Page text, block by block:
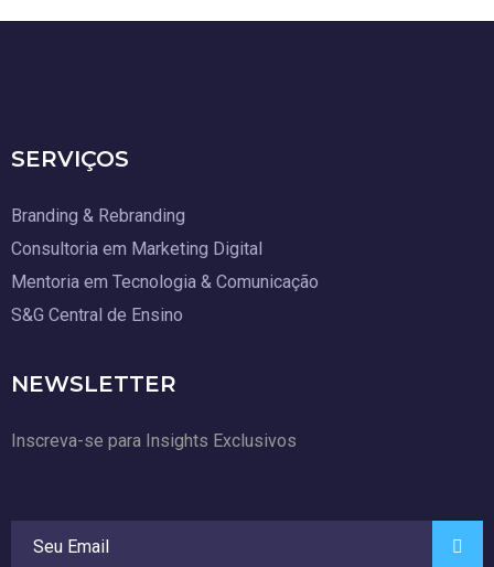
SERVIÇOS
Branding & Rebranding
Consultoria em Marketing Digital
Mentoria em Tecnologia & Comunicação
S&G Central de Ensino
NEWSLETTER
Inscreva-se para Insights Exclusivos